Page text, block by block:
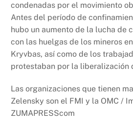
condenadas por el movimiento
Antes del período de
hubo un aumento de la lucha de
con las huelgas de los mineros
Kryvbas, así como de los
protestaban por la liberalización
Las organizaciones que tienen
Zelensky son el FMI y la OMC /
ZUMAPRESScom